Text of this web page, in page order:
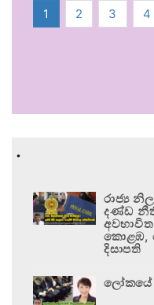
1 2 3 4
.
රාජ්‍ය
දණ්ඩ නීති
කොළඹ,
දිසාපති
ලෝකයේ